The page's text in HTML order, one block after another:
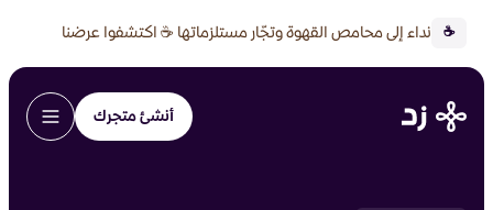
☕ نداء إلى محامص القهوة وتجّار مستلزماتها ☕ اكتشفوا عرضنا
الخاص 🔥
أنشئ متجرك